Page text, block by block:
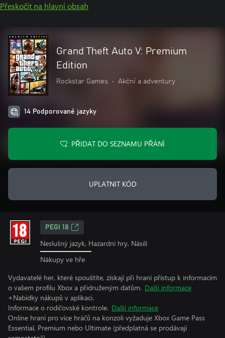
Přeskočit na hlavní obsah
Grand Theft Auto V: Premium
Edition
Rockstar Games • Akční a adventury
14 Podporované jazyky
PŘIDAT DO SEZNAMU PŘÁNÍ
UPLATNIT KÓD
PEGI 18
Neslušný jazyk, Hazardní hry, Násilí
Nákupy ve hře
Vydavatelé her, které spouštíte, získají při hraní přístup k informacím
o vašem profilu Xbox a přidruženým datům. Další informace
+Nabídky nákupů v aplikaci.
Informace o rodičovské kontrole. Další informace
Online hraní pro více hráčů na konzoli vyžaduje Xbox Game Pass
Essential, Premium nebo Ultimate (předplatná se prodávají